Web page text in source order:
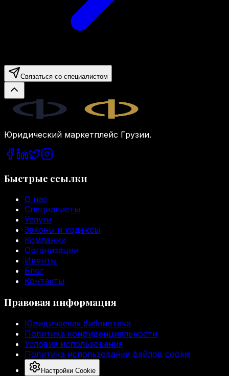
Связаться со специалистом
Юридический маркетплейс Грузии.
Быстрые ссылки
О нас
Специалисты
Услуги
Законы и кодексы
Компании
Организации
Ивенты
Блог
Контакты
Правовая информация
Юридическая библиотека
Политика конфиденциальности
Условия использования
Политика использования файлов cookie
Настройки Cookie